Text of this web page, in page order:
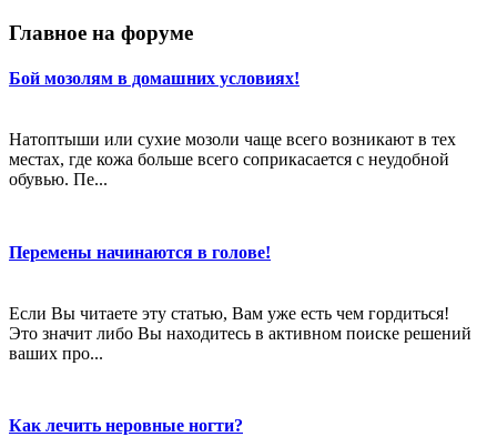
Главное на форуме
Бой мозолям в домашних условиях!
Натоптыши или сухие мозоли чаще всего возникают в тех
местах, где кожа больше всего соприкасается с неудобной
обувью. Пе...
Перемены начинаются в голове!
Если Вы читаете эту статью, Вам уже есть чем гордиться!
Это значит либо Вы находитесь в активном поиске решений
ваших про...
Как лечить неровные ногти?